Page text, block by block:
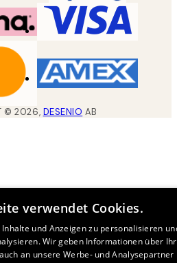
©2026, DESENIO AB
verwendet Cookies.
und Anzeigen zu personalisieren
Wir geben Informationen über
an unsere Werbe- und Analysepartner